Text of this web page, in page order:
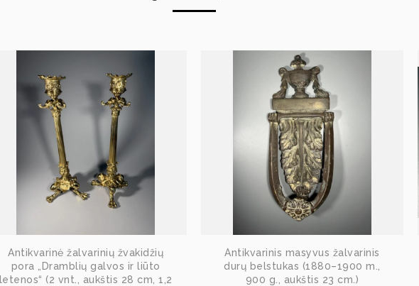
Antikvarinė žalvarinių žvakidžių
pora „Dramblių galvos ir liūto
letenos“ (2 vnt., aukštis 28 cm, 1,2
Antikvarinis masyvus žalvarinis
durų belstukas (1880–1900 m.,
900 g., aukštis 23 cm.)